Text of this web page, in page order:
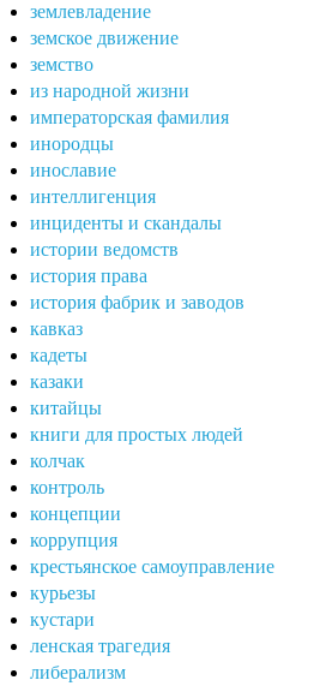
землевладение
земское движение
земство
из народной жизни
императорская фамилия
инородцы
инославие
интеллигенция
инциденты и скандалы
истории ведомств
история права
история фабрик и заводов
кавказ
кадеты
казаки
китайцы
книги для простых людей
колчак
контроль
концепции
коррупция
крестьянское самоуправление
курьезы
кустари
ленская трагедия
либерализм